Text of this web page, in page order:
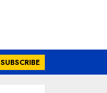
SUBSCRIBE